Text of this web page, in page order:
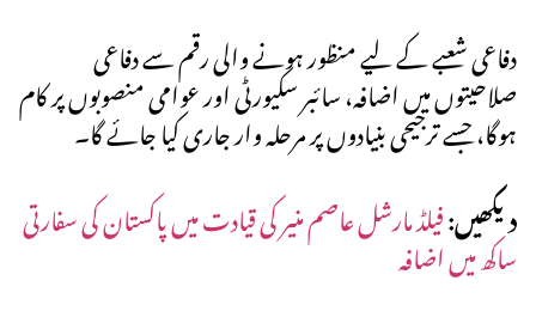
دفاعی شعبے کے لیے منظور ہونے والی رقم سے دفاعی
صلاحیتوں میں اضافہ، سائبر سکیورٹی اور عوامی منصوبوں پر کام
ہوگا، جسے ترجیحی بنیادوں پر مرحلہ وار جاری کیا جائے گا۔
دیکھیں:فیلڈ مارشل عاصم منیر کی قیادت میں پاکستان کی سفارتی
ساکھ میں اضافہ